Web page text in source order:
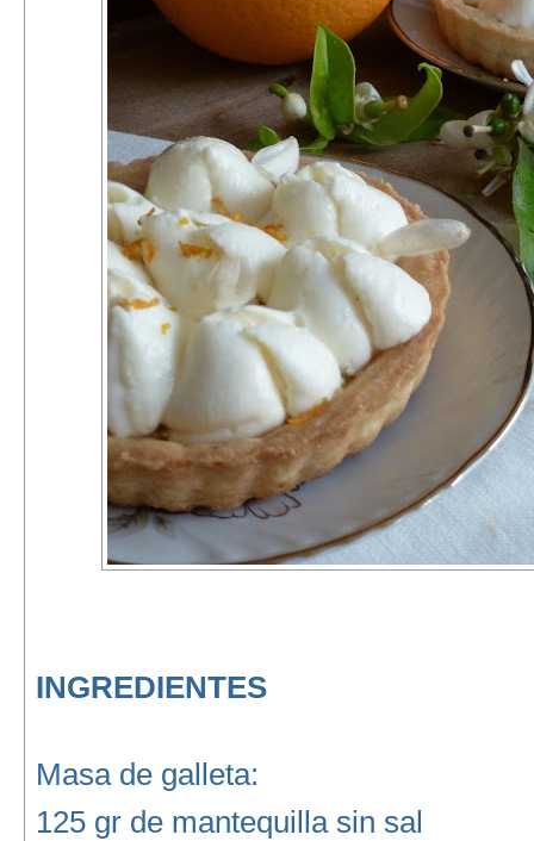
INGREDIENTES
Masa de galleta:
125 gr de mantequilla sin sal